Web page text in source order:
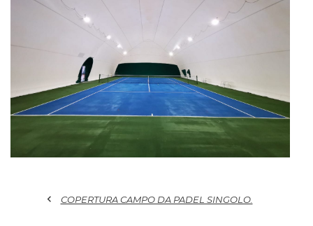
COPERTURA CAMPO DA PADEL SINGOLO.
chevron_left